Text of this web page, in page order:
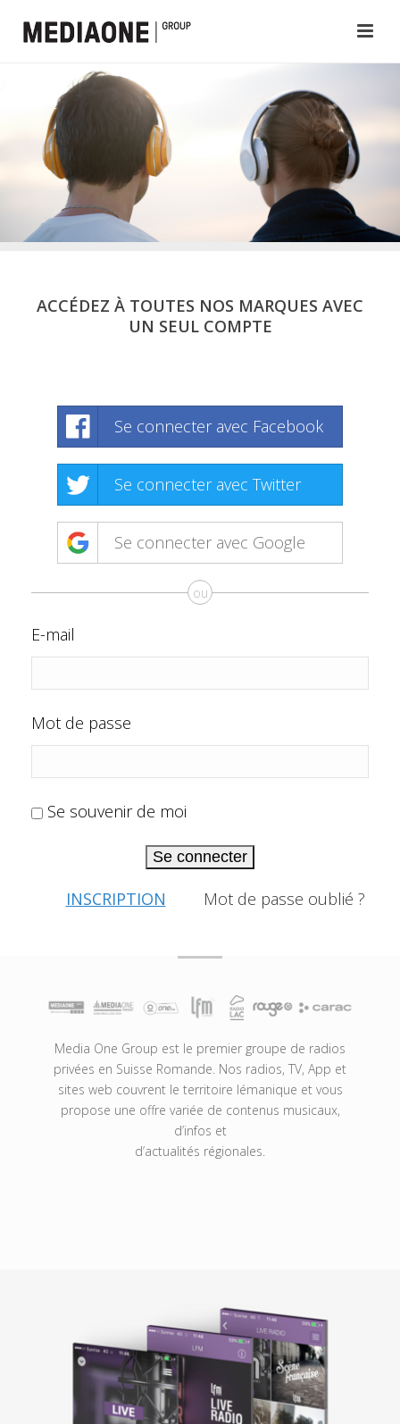
ACCÉDEZ À TOUTES NOS MARQUES AVEC
UN SEUL COMPTE
Se connecter avec Facebook
Se connecter avec Twitter
Se connecter avec Google
ou
E-mail
Mot de passe
Se souvenir de moi
Se connecter
INSCRIPTION Mot de passe oublié ?
Media One Group est le premier groupe de radios
privées en Suisse Romande. Nos radios, TV, App et
sites web couvrent le territoire lémanique et vous
propose une offre variée de contenus musicaux,
d’infos et
d’actualités régionales.